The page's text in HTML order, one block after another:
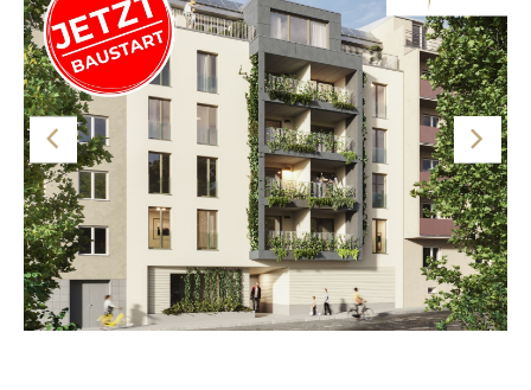
zur Wohnküche, einem Abstellraum und zu einer
separaten Toilette. Für ein wohltemperiertes Raumklima
sorgt die Bauteilaktivierung. Als zusätzlicher Komfort
wird die Wohnung auch mit einer Fußbodenheizung
ausgestattet.
Die Anlegerwohnung ist mit einer maßgeschneiderten
Einbauküche inkl. Markengeräten ausgestattet.
ACHTUNG VORSORGE-/INVESTORENWOHNUNG!
Bei dieser Wohnung handelt es sich um eine
VORSORGE-/INVESTORENWOHNUNG, welche auf
mindestens 20 Jahre vermietet werden muss. Der
Verkaufspreis versteht sich netto exkl. 20 % USt. und inkl.